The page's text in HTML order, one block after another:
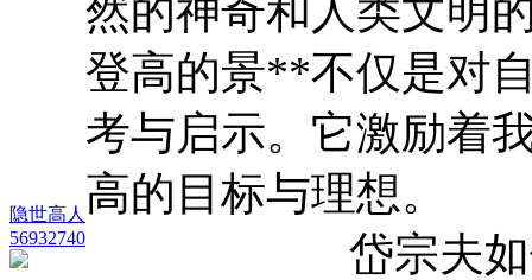
隐世高人
56932740
然的神奇和人类文明
登高的景**不仅是对
考与启示。它激励着
高的目标与理想。
岱宗夫